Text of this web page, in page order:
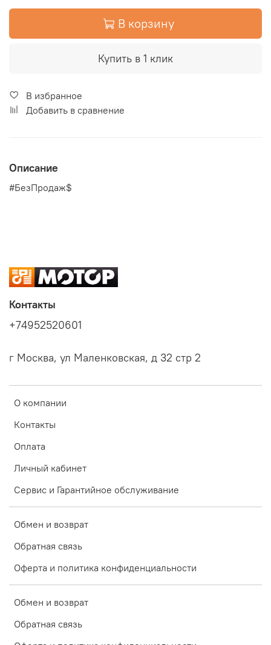
В корзину
Купить в 1 клик
В избранное
Добавить в сравнение
Описание
#БезПродаж$
О компании
Контакты
Оплата
Личный кабинет
Сервис и Гарантийное обслуживание
Обмен и возврат
Обратная связь
Оферта и политика конфиденциальности
Обмен и возврат
Обратная связь
Контакты
+74952520601
г Москва, ул Маленковская, д 32 стр 2